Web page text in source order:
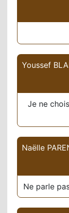
Youssef
Je ne
Naëlle
Ne parle